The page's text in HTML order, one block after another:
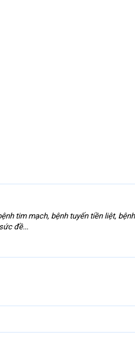
tim mạch, bệnh tuyến tiền liệt,
đề...